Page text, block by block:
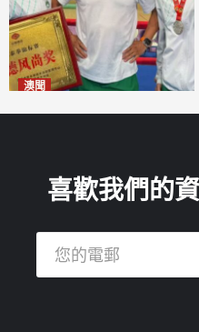
澳聞
喜歡我們的